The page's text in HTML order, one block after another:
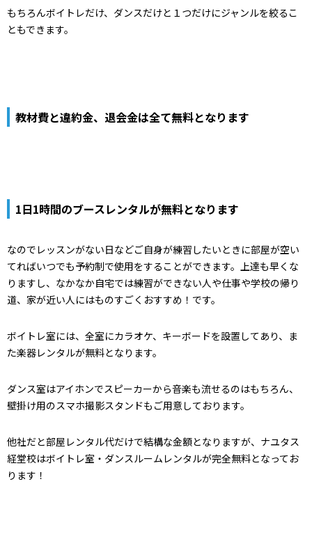
もちろんボイトレだけ、ダンスだけと１つだけにジャンルを絞るこ
ともできます。
教材費と違約金、退会金は全て無料となります
1日1時間のブースレンタルが無料となります
なのでレッスンがない日などご自身が練習したいときに部屋が空い
てればいつでも予約制で使用をすることができます。上達も早くな
りますし、なかなか自宅では練習ができない人や仕事や学校の帰り
道、家が近い人にはものすごくおすすめ！です。
ボイトレ室には、全室にカラオケ、キーボードを設置してあり、ま
た楽器レンタルが無料となります。
ダンス室はアイホンでスピーカーから音楽も流せるのはもちろん、
壁掛け用のスマホ撮影スタンドもご用意しております。
他社だと部屋レンタル代だけで結構な金額となりますが、ナユタス
経堂校はボイトレ室・ダンスルームレンタルが完全無料となってお
ります！